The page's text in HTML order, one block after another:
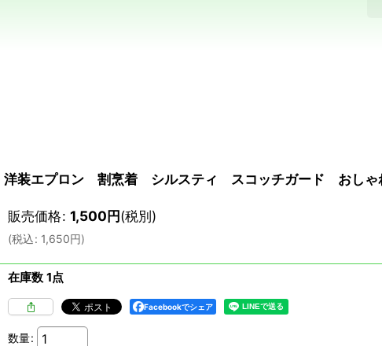
洋装エプロン 割烹着 シルスティ スコッチガード おし
販売価格: 1,500円(税別)
(税込: 1,650円)
在庫数 1点
Facebookでシェア
数量: